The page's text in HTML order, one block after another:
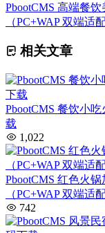
PbootCMS 高端餐
（PC+WAP 双端适配
相关文章
PbootCMS 餐饮小
载
1,022
PbootCMS 红色火
（PC+WAP 双端适配
742